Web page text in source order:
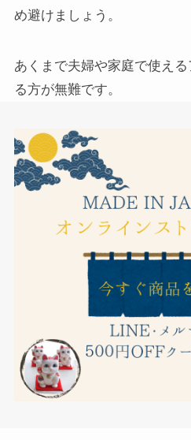
め避けましょう。
あくまで夫婦や家庭で使え
る方が無難です。